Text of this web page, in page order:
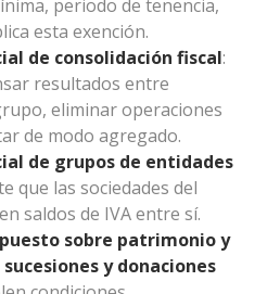
periodo de tenencia,
esta exención.
de consolidación fiscal:
resultados entre
eliminar operaciones
de modo agregado.
de grupos de entidades
que las sociedades del
saldos de IVA entre sí.
sobre patrimonio y
y donaciones